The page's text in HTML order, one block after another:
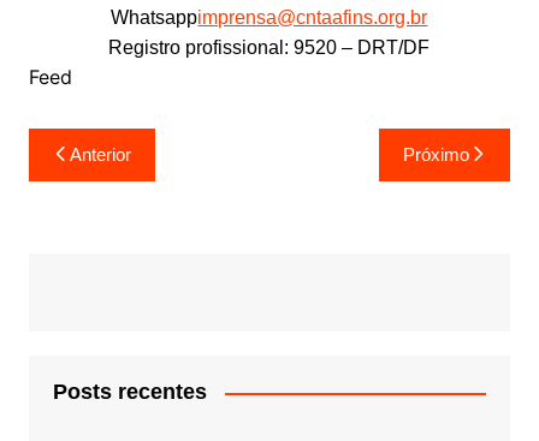
Whatsappimprensa@cntaafins.org.br
Registro profissional: 9520 – DRT/DF
Feed
Navegação
de
Anterior Próximo
Posts recentes